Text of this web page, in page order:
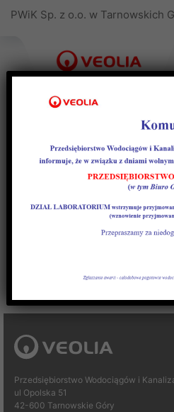
PWiK Sp. z o.o. w Tarnowskich
Strefa
Wydzielony zbiornik lub
prowadzeniu procesu
Przedsiębiorstwo Wodociągów i
ul Opolska 51
42-600 Tarnowskie Góry